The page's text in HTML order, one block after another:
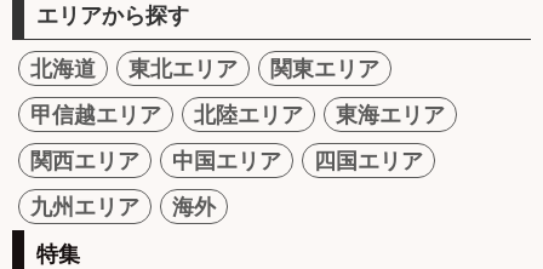
エリアから探す
北海道 東北エリア
関東エリア
甲信越エリア
北陸エリア
東海エリア
関西エリア
中国エリア
四国エリア
九州エリア
海外
特集